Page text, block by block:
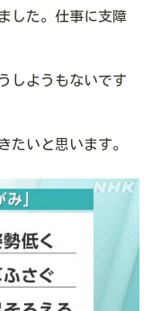
した。仕事に支障
しようもないです
たいと思います。